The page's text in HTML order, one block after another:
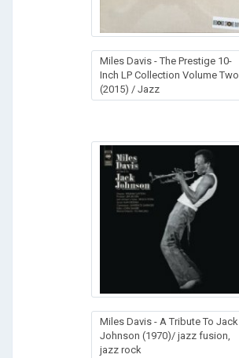
Miles Davis - The Prestige 10-
Inch LP Collection Volume Two
(2015) / Jazz
Miles Davis - A Tribute To Jack
Johnson (1970)/ jazz fusion,
jazz rock